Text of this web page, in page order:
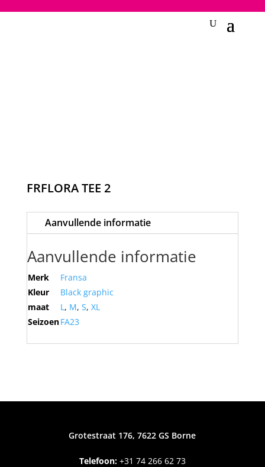
FRFLORA TEE 2
Aanvullende informatie
Aanvullende informatie
Merk
Fransa
Kleur
Black graphic
maat
L, M, S, XL
SeizoenFA23
Grotestraat 176, 7622 GS Borne
Telefoon:+31 74 266 62 73